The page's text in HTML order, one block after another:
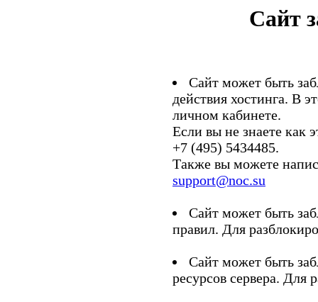
Сайт
Сайт может быть
действия хостинга. В
личном кабинете.
Если вы не знаете как
+7 (495) 5434485.
Также вы можете
support@noc.su
Сайт может быть
правил. Для
Сайт может быть
ресурсов сервера. Для